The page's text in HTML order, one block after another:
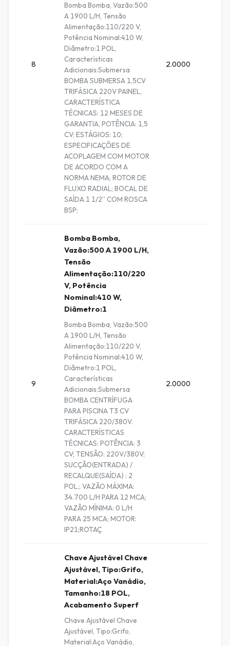
8
Bomba Bomba, Vazão:500
A 1900 L/H, Tensão
Alimentação:110/220 V,
Potência Nominal:410 W,
Diâmetro:1 POL,
Características
Adicionais:Submersa
BOMBA SUBMERSA 1,5CV
TRIFÁSICA 220V PAINEL,
CARACTERÍSTICA
TÉCNICAS: 12 MESES DE
GARANTIA, POTÊNCIA: 1,5
CV; ESTÁGIOS: 10;
ESPECIFICAÇÕES DE
ACOPLAGEM COM MOTOR
DE ACORDO COM A
NORMA NEMA; ROTOR DE
FLUXO RADIAL; BOCAL DE
SAÍDA 1 1/2” COM ROSCA
BSP;
2.0000
9
Bomba Bomba,
Vazão:500 A 1900 L/H,
Tensão
Alimentação:110/220
V, Potência
Nominal:410 W,
Diâmetro:1
Bomba Bomba, Vazão:500
A 1900 L/H, Tensão
Alimentação:110/220 V,
Potência Nominal:410 W,
Diâmetro:1 POL,
Características
Adicionais:Submersa
BOMBA CENTRÍFUGA
PARA PISCINA T3 CV
TRIFÁSICA 220/380V.
CARACTERÍSTICAS
TÉCNICAS: POTÊNCIA: 3
CV; TENSÃO: 220V/380V;
SUCÇÃO(ENTRADA) /
RECALQUE(SAÍDA) : 2
POL.; VAZÃO MÁXIMA:
34.700 L/H PARA 12 MCA;
VAZÃO MÍNIMA: 0 L/H
PARA 25 MCA; MOTOR:
IP21;ROTAÇ
2.0000
Chave Ajustável Chave
Ajustável, Tipo:Grifo,
Material:Aço Vanádio,
Tamanho:18 POL,
Acabamento Superf
Chave Ajustável Chave
Ajustável, Tipo:Grifo,
Material:Aço Vanádio,